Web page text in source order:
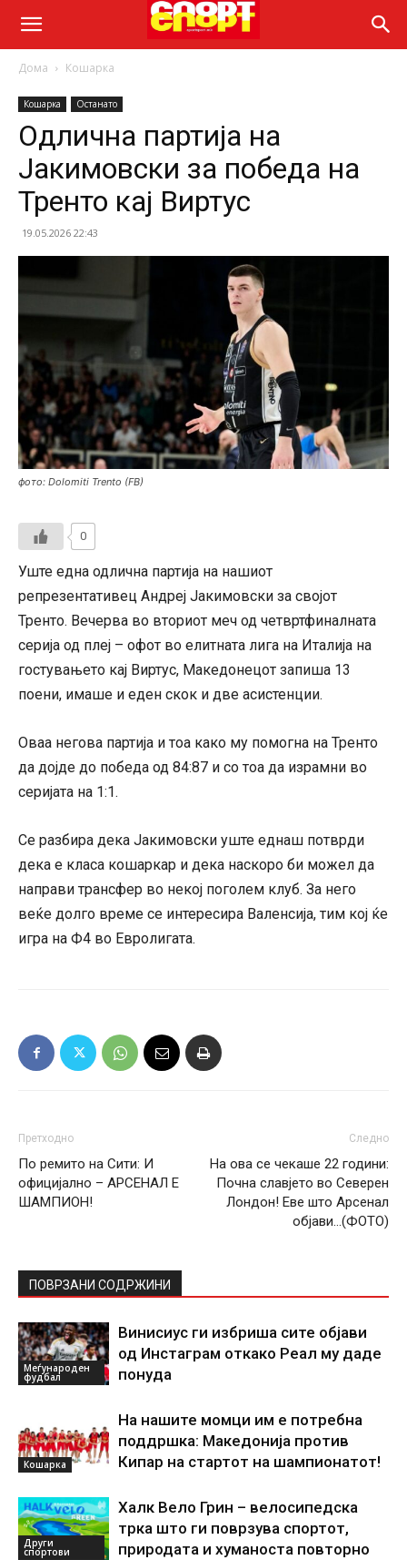
Дома Кошарка
Кошарка Останато
Одлична партија на
Јакимовски за победа на
Тренто кај Виртус
19.05.2026 22:43
фото: Dolomiti Trento (FB)
0
Уште една одлична партија на нашиот
репрезентативец Андреј Јакимовски за својот
Тренто. Вечерва во вториот меч од четвртфиналната
серија од плеј – офот во елитната лига на Италија на
гостувањето кај Виртус, Македонецот запиша 13
поени, имаше и еден скок и две асистенции.
Оваа негова партија и тоа како му помогна на Тренто
да дојде до победа од 84:87 и со тоа да израмни во
серијата на 1:1.
Се разбира дека Јакимовски уште еднаш потврди
дека е класа кошаркар и дека наскоро би можел да
направи трансфер во некој поголем клуб. За него
веќе долго време се интересира Валенсија, тим кој ќе
игра на Ф4 во Евролигата.
Претходно
По ремито на Сити: И
официјално – АРСЕНАЛ Е
ШАМПИОН!
Следно
На ова се чекаше 22 години:
Почна славјето во Северен
Лондон! Еве што Арсенал
објави…(ФОТО)
ПОВРЗАНИ СОДРЖИНИ
Меѓународен
фудбал
Винисиус ги избриша сите објави
од Инстаграм откако Реал му даде
понуда
Кошарка
На нашите момци им е потребна
поддршка: Македонија против
Кипар на стартот на шампионатот!
Други
спортови
Халк Вело Грин – велосипедска
трка што ги поврзува спортот,
природата и хуманоста повторно